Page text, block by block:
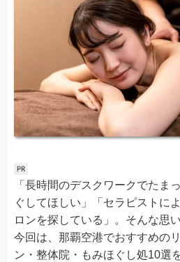
「長時間のデスクワークでたま
ぐしてほしい」「セラピストに
ロンを探している」。そんな思
今回は、那覇空港でおすすめの
ン・整体院・もみほぐし処10選